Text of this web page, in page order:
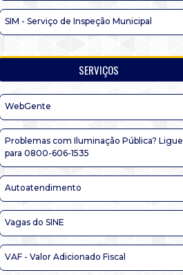
SIM - Serviço de Inspeção Municipal
SERVIÇOS
WebGente
Problemas com Iluminação Pública? Ligue
para 0800-606-1535
Autoatendimento
Vagas do SINE
VAF - Valor Adicionado Fiscal